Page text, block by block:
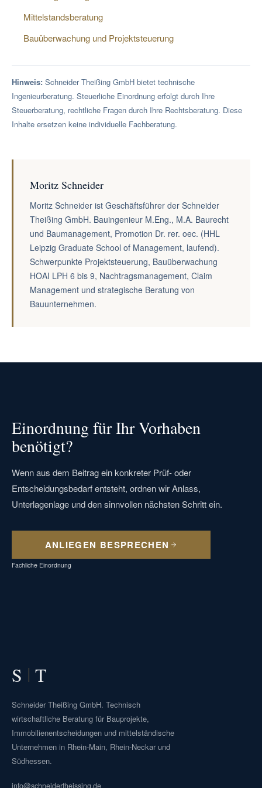
Mittelstandsberatung
Bauüberwachung und Projektsteuerung
Hinweis: Schneider Theißing GmbH bietet technische
Ingenieurberatung. Steuerliche Einordnung erfolgt durch Ihre
Steuerberatung, rechtliche Fragen durch Ihre Rechtsberatung. Diese
Inhalte ersetzen keine individuelle Fachberatung.
Moritz Schneider
Moritz Schneider ist Geschäftsführer der Schneider
Theißing GmbH. Bauingenieur M.Eng., M.A. Baurecht
und Baumanagement, Promotion Dr. rer. oec. (HHL
Leipzig Graduate School of Management, laufend).
Schwerpunkte Projektsteuerung, Bauüberwachung
HOAI LPH 6 bis 9, Nachtragsmanagement, Claim
Management und strategische Beratung von
Bauunternehmen.
Einordnung für Ihr Vorhaben
benötigt?
Wenn aus dem Beitrag ein konkreter Prüf- oder
Entscheidungsbedarf entsteht, ordnen wir Anlass,
Unterlagenlage und den sinnvollen nächsten Schritt ein.
ANLIEGEN BESPRECHEN
Fachliche Einordnung
S T
Schneider Theißing GmbH. Technisch
wirtschaftliche Beratung für Bauprojekte,
Immobilienentscheidungen und mittelständische
Unternehmen in Rhein-Main, Rhein-Neckar und
Südhessen.
info@schneidertheissing.de